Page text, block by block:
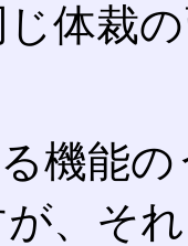
体裁
機能
、そ